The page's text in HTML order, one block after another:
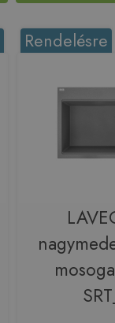
Rendelésre